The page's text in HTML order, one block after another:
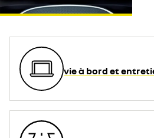
Plus d'informations sur la
https://www.google.fr/intl/
je refuse
vie à bord et